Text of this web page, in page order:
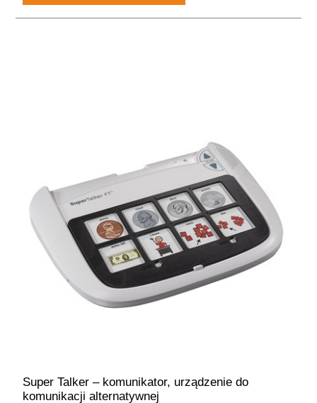
Super Talker – komunikator, urządzenie do
komunikacji alternatywnej